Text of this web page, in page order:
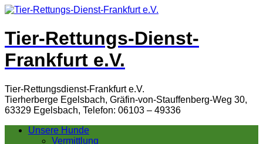
Tier-Rettungs-Dienst-
Frankfurt e.V.
Tier-Rettungsdienst-Frankfurt e.V.
Tierherberge Egelsbach, Gräfin-von-Stauffenberg-Weg 30,
63329 Egelsbach, Telefon: 06103 – 49336
Unsere Hunde
Vermittlung